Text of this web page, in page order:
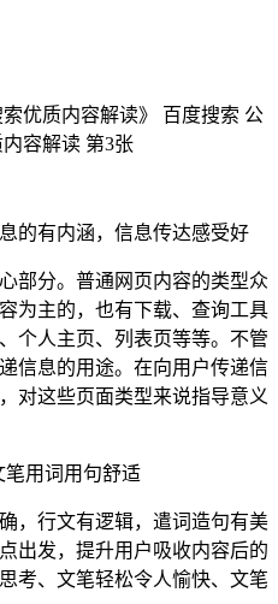
有内涵，信息传达感受好
分。普通网页内容的类型众
为主的，也有下载、查询工具
个人主页、列表页等等。不管
信息的用途。在向用户传递信
对这些页面类型来说指导意义
用词用句舒适
行文有逻辑，遣词造句有美
出发，提升用户吸收内容后的
考、文笔轻松令人愉快、文笔